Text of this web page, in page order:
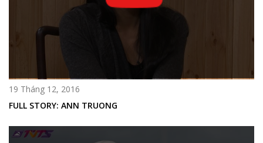
19 Tháng 12, 2016
FULL STORY: ANN TRUONG